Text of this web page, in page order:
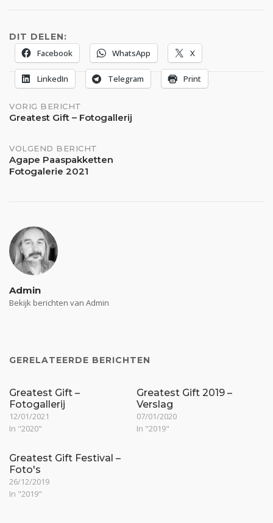
DIT DELEN:
Facebook
WhatsApp X
LinkedIn Telegram Print
Bericht
VORIG BERICHT
Greatest Gift – Fotogallerij
VOLGEND BERICHT
Agape Paaspakketten
Fotogalerie 2021
Admin
Bekijk berichten van Admin
GERELATEERDE BERICHTEN
Greatest Gift –
Fotogallerij
12/01/2021
In "2020"
Greatest Gift 2019 –
Verslag
07/01/2020
In "2019"
Greatest Gift Festival –
Foto's
26/12/2019
In "2019"